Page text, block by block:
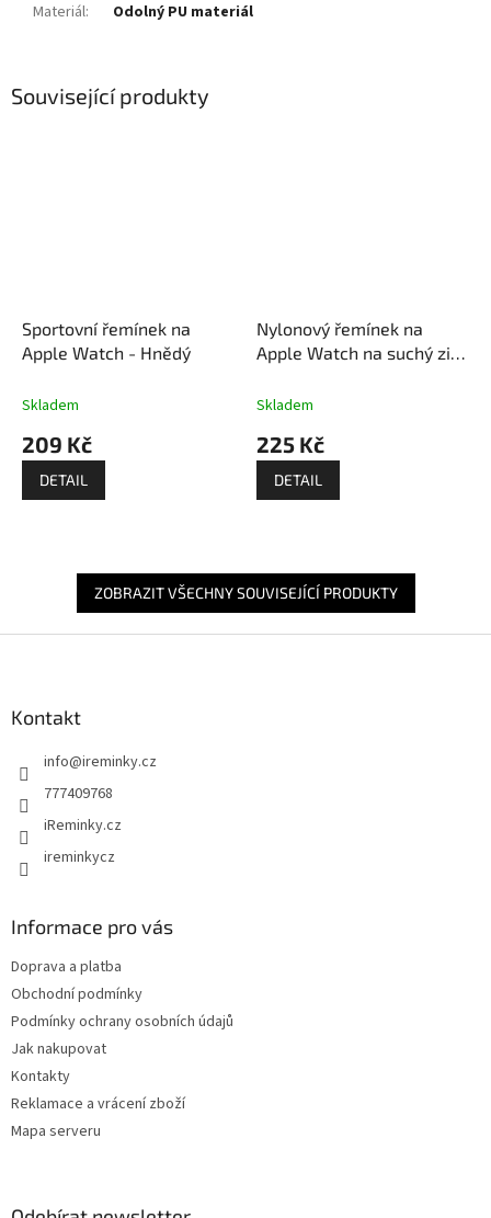
Související produkty
Sportovní řemínek na
Apple Watch - Hnědý
Skladem
209 Kč
DETAIL
Nylonový řemínek na
Apple Watch na suchý zip
Skladem
225 Kč
DETAIL
ZOBRAZIT VŠECHNY SOUVISEJÍCÍ PRODUKTY
Materiál: Odolný PU materiál
Kontakt
info@ireminky.cz
777409768
iReminky.cz
ireminkycz
Informace pro vás
Doprava a platba
Obchodní podmínky
Podmínky ochrany osobních údajů
Jak nakupovat
Kontakty
Reklamace a vrácení zboží
Mapa serveru